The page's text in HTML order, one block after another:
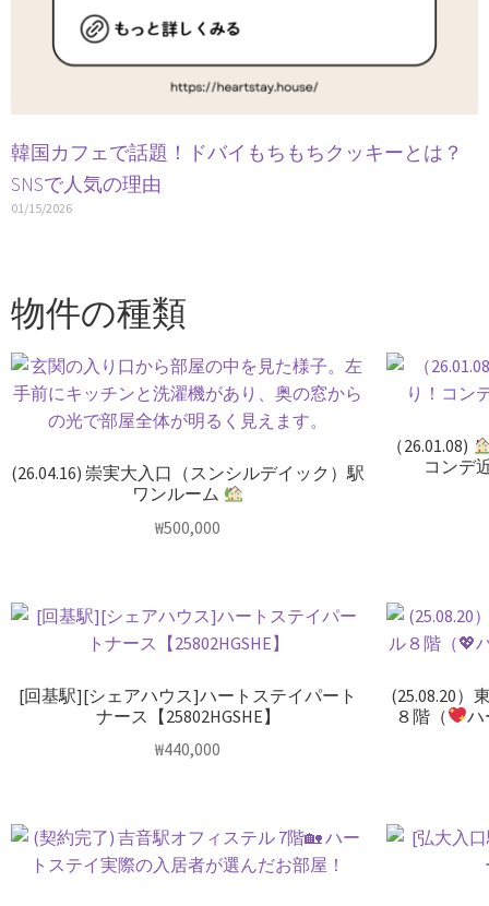
韓国カフェで話題！ドバイもちもちクッキーとは？
SNSで人気の理由
01/15/2026
物件の種類
(26.04.16) 崇実大入口（スンシルデイック）駅
ワンルーム
₩500,000
（26.01.08)
コンデ
[回基駅][シェアハウス]ハートステイパート
ナース【25802HGSHE】
₩440,000
(25.08.20）
８階（
ハ